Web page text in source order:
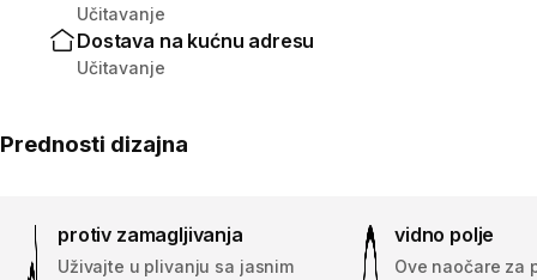
Učitavanje
Dostava na kućnu adresu
Učitavanje
Prednosti dizajna
protiv zamagljivanja
Uživajte u plivanju sa jasnim
vidno polje
Ove naočare za